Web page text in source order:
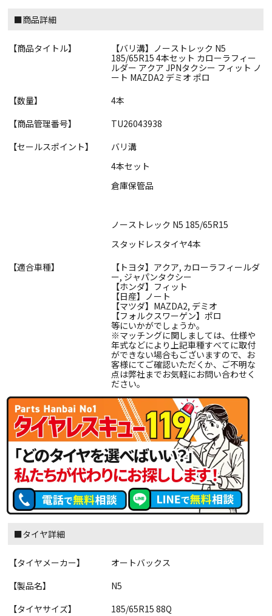
■商品詳細
【商品タイトル】
【バリ溝】ノーストレック N5
185/65R15 4本セット カローラフィー
ルダー アクア JPNタクシー フィット ノ
ート MAZDA2 デミオ ポロ
【数量】
4本
【商品管理番号】
TU26043938
【セールスポイント】
バリ溝
4本セット
倉庫保管品
ノーストレック N5 185/65R15
スタッドレスタイヤ4本
【適合車種】
【トヨタ】アクア, カローラフィールダ
ー, ジャパンタクシー
【ホンダ】フィット
【日産】ノート
【マツダ】MAZDA2, デミオ
【フォルクスワーゲン】ポロ
等にいかがでしょうか。
※マッチングに関しましては、仕様や
年式などにより上記車種すべてに取付
ができない場合もございますので、お
客様にてご確認いただくか、ご不明な
点は弊社までお気軽にお問い合わせく
ださい。
■タイヤ詳細
【タイヤメーカー】
オートバックス
【製品名】
N5
【タイヤサイズ】
185/65R15 88Q